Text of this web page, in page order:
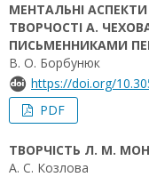
МЕНТАЛЬНІ АСПЕКТИ
ТВОРЧОСТІ А.
ПИСЬМЕННИКАМИ
В. О. Борбунюк
https://doi.org/
PDF
ТВОРЧІСТЬ Л. М.
А. С. Козлова